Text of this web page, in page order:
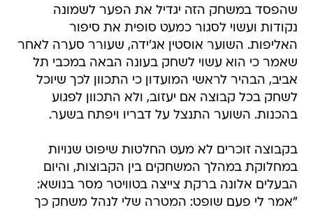
שהפסד במשחק הזה יגדיל את הפער לשמונה
נקודות ועשוי לסגור כמעט סופית את סיפור
האליפות. השוער אוסטין אג'ידה, שעורר סערה לאחר
שאמר כי הוא עשוי לשחק בעונה הבאה במכבי תל
אביב, הבהיר לראשי המועדון כי התכוון לכך שיוכל
לשחק בכל קבוצה אם יעזוב, ולא התכוון לפגוע
בהכנות. השוער התנצל על דבריו ויפתח בשער.
בקבוצה זוכרים לא מעט החלטות שיפוט שנויות
במחלוקת במהלך המשחקים בין הקבוצות, והיום
הבעלים אלונה ברקת צייצה בטוויטר מסר בנושא:
"אמר לי פעם שופט: המטרה שלי לנהל משחק כך